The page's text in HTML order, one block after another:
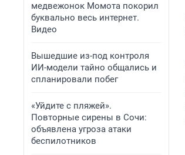
медвежонок Момота покорил
буквально весь интернет.
Видео
Вышедшие из-под контроля
ИИ-модели тайно общались и
спланировали побег
«Уйдите с пляжей».
Повторные сирены в Сочи:
объявлена угроза атаки
беспилотников